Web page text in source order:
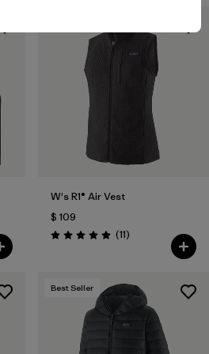
W's R1® Air Vest
$ 109
Valoración: 4.9 / 5
(11Comentarios
)
Best Seller